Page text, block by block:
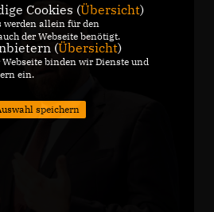
Cookies (Übersicht)
werden allein für den
der Webseite benötigt.
(Übersicht)
binden wir Dienste und
ein.
speichern